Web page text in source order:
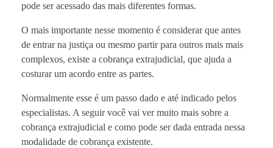
pode ser acessado das mais diferentes formas.
O mais importante nesse momento é considerar que antes
de entrar na justiça ou mesmo partir para outros mais mais
complexos, existe a cobrança extrajudicial, que ajuda a
costurar um acordo entre as partes.
Normalmente esse é um passo dado e até indicado pelos
especialistas. A seguir você vai ver muito mais sobre a
cobrança extrajudicial e como pode ser dada entrada nessa
modalidade de cobrança existente.